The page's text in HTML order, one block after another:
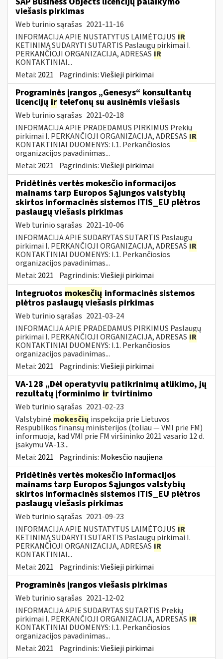
viešasis pirkimas
Web turinio sąrašas 2021-11-16
INFORMACIJA APIE NUSTATYTUS LAIMĖTOJUS IR
KETINIMĄ SUDARYTI SUTARTIS Paslaugų pirkimai I.
PERKANČIOJI ORGANIZACIJA, ADRESAS IR
KONTAKTINIAI...
Metai: 2021 Pagrindinis:Viešieji pirkimai
Programinės įrangos „Genesys“ konsultantų
licencijų ir telefonų su ausinėmis viešasis
Web turinio sąrašas 2021-02-18
INFORMACIJA APIE PRADEDAMUS PIRKIMUS Prekių
pirkimai I. PERKANČIOJI ORGANIZACIJA, ADRESAS IR
KONTAKTINIAI DUOMENYS: I.1. Perkančiosios
organizacijos pavadinimas...
Metai: 2021 Pagrindinis:Viešieji pirkimai
Pridėtinės vertės mokesčio informacijos
mainams tarp Europos Sąjungos valstybių
skirtos informacinės sistemos ITIS_EU plėtros
paslaugų viešasis pirkimas
Web turinio sąrašas 2021-10-06
INFORMACIJA APIE SUDARYTAS SUTARTIS Paslaugų
pirkimai I. PERKANČIOJI ORGANIZACIJA, ADRESAS IR
KONTAKTINIAI DUOMENYS: I.1. Perkančiosios
organizacijos pavadinimas...
Metai: 2021 Pagrindinis:Viešieji pirkimai
Integruotos mokesčių informacinės sistemos
plėtros paslaugų viešasis pirkimas
Web turinio sąrašas 2021-03-24
INFORMACIJA APIE PRADEDAMUS PIRKIMUS Paslaugų
pirkimai I. PERKANČIOJI ORGANIZACIJA, ADRESAS IR
KONTAKTINIAI DUOMENYS: I.1. Perkančiosios
organizacijos pavadinimas...
Metai: 2021 Pagrindinis:Viešieji pirkimai
VA-128 „Dėl operatyvių patikrinimų atlikimo, jų
rezultatų įforminimo ir tvirtinimo
Web turinio sąrašas 2021-02-23
Valstybinė mokesčių inspekcija prie Lietuvos
Respublikos finansų ministerijos (toliau ― VMI prie FM)
informuoja, kad VMI prie FM viršininko 2021 vasario 12 d.
įsakymu VA-13...
Metai: 2021 Pagrindinis: Mokesčio naujiena
Pridėtinės vertės mokesčio informacijos
mainams tarp Europos Sąjungos valstybių
skirtos informacinės sistemos ITIS_EU plėtros
paslaugų viešasis pirkimas
Web turinio sąrašas 2021-09-23
INFORMACIJA APIE NUSTATYTUS LAIMĖTOJUS IR
KETINIMĄ SUDARYTI SUTARTIS Paslaugų pirkimai I.
PERKANČIOJI ORGANIZACIJA, ADRESAS IR
KONTAKTINIAI...
Metai: 2021 Pagrindinis:Viešieji pirkimai
Programinės įrangos viešasis pirkimas
Web turinio sąrašas 2021-12-02
INFORMACIJA APIE SUDARYTAS SUTARTIS Prekių
pirkimai I. PERKANČIOJI ORGANIZACIJA, ADRESAS IR
KONTAKTINIAI DUOMENYS: I.1. Perkančiosios
organizacijos pavadinimas...
Metai: 2021 Pagrindinis:Viešieji pirkimai